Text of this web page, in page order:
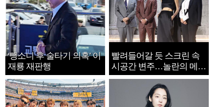
‘뺑소니 후 술타기 의혹’ 이
재룡 재판행
빨려들어갈 듯 스크린 속
시공간 변주…놀란의 메시
지는 ‘전쟁 속죄’